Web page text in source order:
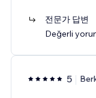
전문가 답변
Değerli
5